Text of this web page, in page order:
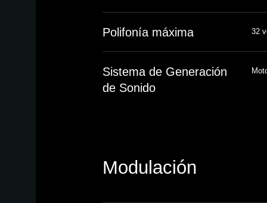
Polifonía máxima 32
Sistema de Generación
de Sonido
Modulación